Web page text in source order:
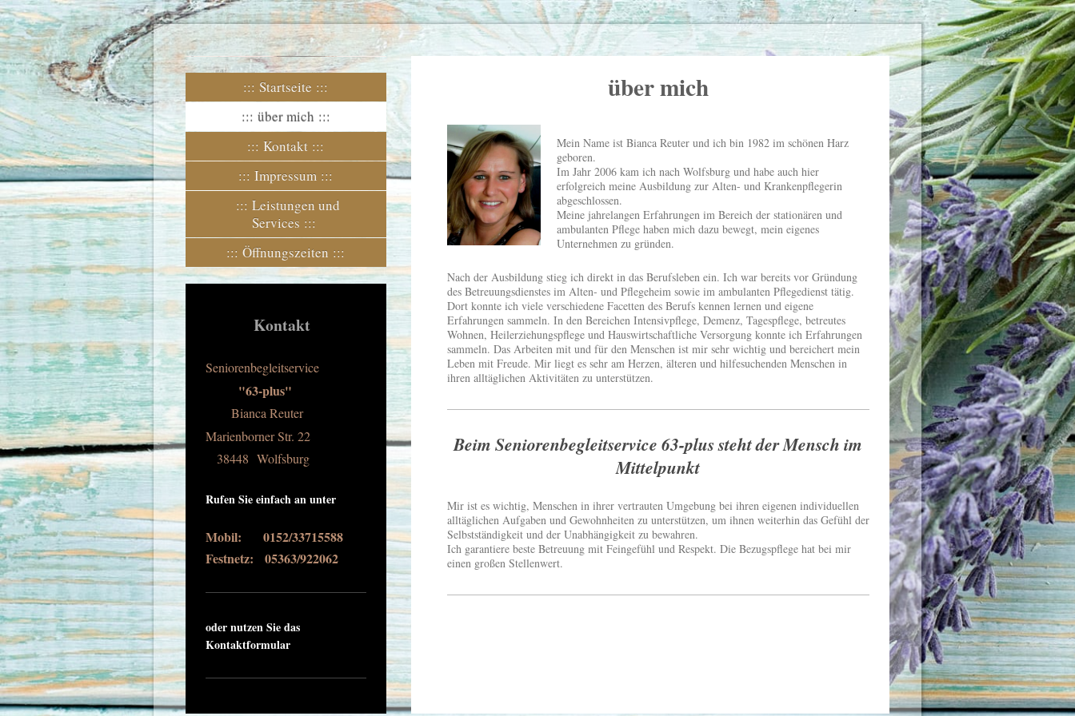
Seniorenbegleitservice
Startseite
über mich
Kontakt
Impressum
Leistungen und
Services
Öffnungszeiten
Kontakt
Seniorenbegleitservice
"63-plus"
Bianca Reuter
Marienborner Str. 22
38448 Wolfsburg
Rufen Sie einfach an unter
Mobil: 0152/33715588
Festnetz: 05363/922062
oder nutzen Sie das
Kontaktformular
über mich
Mein Name ist Bianca Reuter und ich bin 1982 im schönen Harz
geboren.
Im Jahr 2006 kam ich nach Wolfsburg und habe auch hier
erfolgreich meine Ausbildung zur Alten- und Krankenpflegerin
abgeschlossen.
Meine jahrelangen Erfahrungen im Bereich der stationären und
ambulanten Pflege haben mich dazu bewegt, mein eigenes
Unternehmen zu gründen.
Nach der Ausbildung stieg ich direkt in das Berufsleben ein. Ich war bereits vor Gründung
des Betreuungsdienstes im Alten- und Pflegeheim sowie im ambulanten Pflegedienst tätig.
Dort konnte ich viele verschiedene Facetten des Berufs kennen lernen und eigene
Erfahrungen sammeln. In den Bereichen Intensivpflege, Demenz, Tagespflege, betreutes
Wohnen, Heilerziehungspflege und Hauswirtschaftliche Versorgung konnte ich Erfahrungen
sammeln. Das Arbeiten mit und für den Menschen ist mir sehr wichtig und bereichert mein
Leben mit Freude. Mir liegt es sehr am Herzen, älteren und hilfesuchenden Menschen in
ihren alltäglichen Aktivitäten zu unterstützen.
Beim Seniorenbegleitservice 63-plus steht der Mensch im
Mittelpunkt
Mir ist es wichtig, Menschen in ihrer vertrauten Umgebung bei ihren eigenen individuellen
alltäglichen Aufgaben und Gewohnheiten zu unterstützen, um ihnen weiterhin das Gefühl der
Selbstständigkeit und der Unabhängigkeit zu bewahren.
Ich garantiere beste Betreuung mit Feingefühl und Respekt. Die Bezugspflege hat bei mir
einen großen Stellenwert.